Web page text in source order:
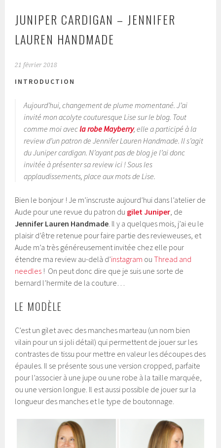
JUNIPER CARDIGAN – JENNIFER
LAUREN HANDMADE
21 février 2018
INTRODUCTION
Aujourd’hui, changement de plume momentané. J’ai
invité mon acolyte couturesque Lise sur le blog. Tout
comme moi avecla robe Mayberry, elle a participé à la
review d’un patron de Jennifer Lauren Handmade. Il s’agit
du Juniper cardigan. N’ayant pas de blog je l’ai donc
invitée à présenter sa review ici ! Sous les
applaudissements, place aux mots de Lise.
Bien le bonjour ! Je m’inscruste aujourd’hui dans l’atelier de
Aude pour une revue du patron du gilet Juniper, de
Jennifer Lauren Handmade. Il y a quelques mois, j’ai eu le
plaisir d’être retenue pour faire partie des revieweuses, et
Aude m’a très généreusement invitée chez elle pour
étendre ma review au-delà d’instagram ouThread and
needles ! On peut donc dire que je suis une sorte de
bernard l’hermite de la couture…
LE MODÈLE
C’est un gilet avec des manches marteau (un nom bien
vilain pour un si joli détail) qui permettent de jouer sur les
contrastes de tissu pour mettre en valeur les découpes des
épaules. Il se présente sous une version cropped, parfaite
pour l’associer à une jupe ou une robe à la taille marquée,
ou une version longue. Il est aussi possible de jouer sur la
longueur des manches et le type de boutonnage.